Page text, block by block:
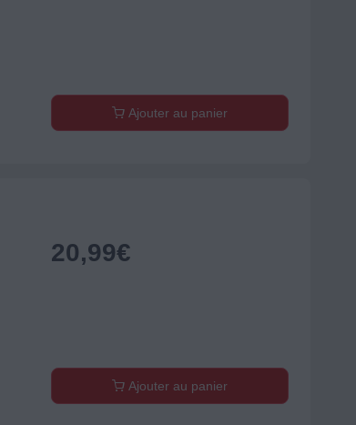
Ajouter au panier
20,99€
Ajouter au panier